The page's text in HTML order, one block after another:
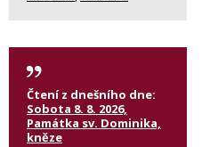
Čtení z dnešního dne:
Sobota 8. 8. 2026,
Památka sv. Dominika,
kněze